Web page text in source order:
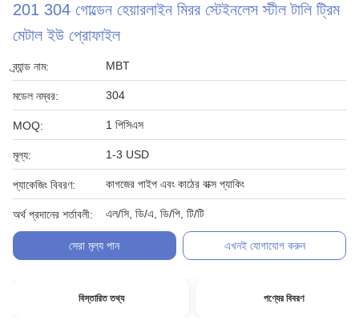
201 304 গোল্ডেন হেয়ারলাইন মিরর স্টেইনলেস স্টীল টালি ট্রিম
মেটাল ইউ প্রোফাইল
ব্র্যান্ড নাম: MBT
মডেল নম্বর: 304
MOQ: 1 পিসিএস
মূল্য: 1-3 USD
প্যাকেজিং বিবরণ: কাগজের পাইপ এবং কাঠের বাক্স প্যাকিং
অর্থ প্রদানের শর্তাবলী: এল/সি, ডি/এ, ডি/পি, টি/টি
সেরা মূল্য পান এখনই যোগাযোগ করুন
বিস্তারিত তথ্য পণ্যের বিবরণ